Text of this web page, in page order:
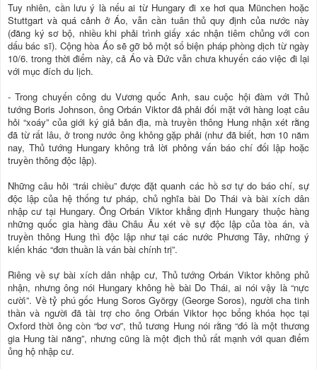
Tuy nhiên, cần lưu ý là nếu ai từ Hungary đi xe hơi qua München hoặc
Stuttgart và quá cảnh ở Áo, vẫn cần tuân thủ quy định của nước này
(đăng ký sơ bộ, nhiều khi phải trình giấy xác nhận tiêm chủng với con
dấu bác sĩ). Cộng hòa Áo sẽ gỡ bỏ một số biện pháp phòng dịch từ ngày
10/6. trong thời điểm này, cả Áo và Đức vẫn chưa khuyến cáo việc đi lại
với mục đích du lịch.
- Trong chuyến công du Vương quốc Anh, sau cuộc hội đàm với Thủ
tướng Boris Johnson, ông Orbán Viktor đã phải đối mặt với hàng loạt câu
hỏi “xoáy” của giới ký giả bản địa, mà truyền thông Hung nhận xét rằng
đã từ rất lâu, ở trong nước ông không gặp phải (như đã biết, hơn 10 năm
nay, Thủ tướng Hungary không trả lời phỏng vấn báo chí đối lập hoặc
truyền thông độc lập).
Những câu hỏi “trái chiều” được đặt quanh các hồ sơ tự do báo chí, sự
độc lập của hệ thống tư pháp, chủ nghĩa bài Do Thái và bài xích dân
nhập cư tại Hungary. Ông Orbán Viktor khẳng định Hungary thuộc hàng
những quốc gia hàng đầu Châu Âu xét về sự độc lập của tòa án, và
truyền thông Hung thì độc lập như tại các nước Phương Tây, những ý
kiến khác “đơn thuần là ván bài chính trị”.
Riêng về sự bài xích dân nhập cư, Thủ tướng Orbán Viktor không phủ
nhận, nhưng ông nói Hungary không hề bài Do Thái, ai nói vậy là “nực
cườì”. Về tỷ phú gốc Hung Soros György (George Soros), người cha tinh
thần và người đã tài trợ cho ông Orbán Viktor học bổng khóa học tại
Oxford thời ông còn “bơ vơ”, thủ tương Hung nói rằng “đó là một thương
gia Hung tài năng”, nhưng cũng là một địch thủ rất mạnh với quan điểm
ủng hộ nhập cư.